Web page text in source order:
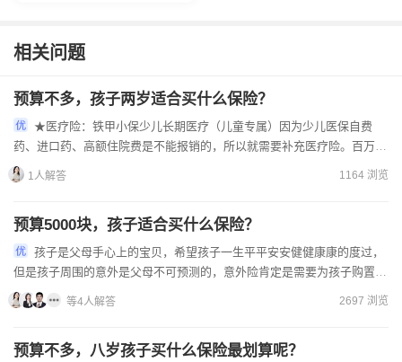
相关问题
预算不多，孩子两岁适合买什么保险？
药、进口药、高额住院费是不能报销的，所以就需要补充医疗险。百万医
疗，保费低，保额高，可以覆盖二级及二级以上公立医院普...
1人解答 1164 浏览
预算5000块，孩子适合买什么保险？
但是孩子周围的意外是父母不可预测的，意外险肯定是需要为孩子购置
的；另外孩子成长的过程当中无可避免感冒发烧，购置一份...
等4人解答 2697 浏览
预算不多，八岁孩子买什么保险最划算呢？